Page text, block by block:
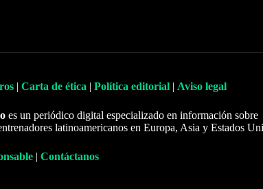
| Carta de ética | Política editorial | Aviso legal
es un periódico digital especializado en información sobre
latinoamericanos en Europa, Asia y Estados
| Contáctanos